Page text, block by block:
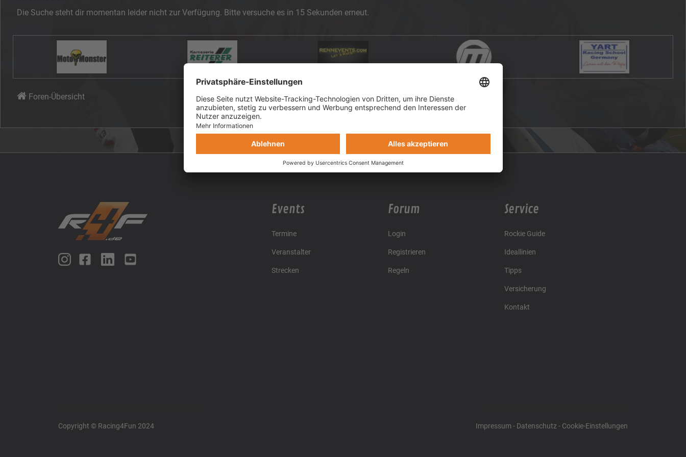
Die Suche steht dir momentan leider nicht zur Verfügung. Bitte versuche es in 15 Sekunden erneut.
Foren-Übersicht
Events
Termine
Veranstalter
Strecken
Forum
Login
Registrieren
Regeln
Service
Rockie Guide
Ideallinien
Tipps
Versicherung
Kontakt
Copyright © Racing4Fun 2024 Impressum - Datenschutz- Cookie-Einstellungen